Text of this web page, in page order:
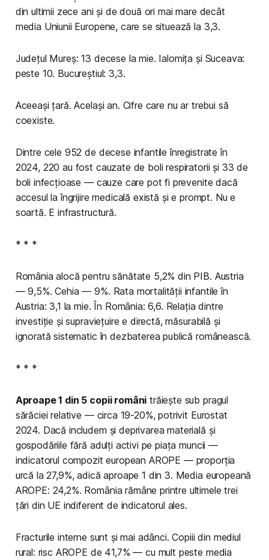
din ultimii zece ani și de două ori mai mare decât
media Uniunii Europene, care se situează la 3,3.
Județul Mureș: 13 decese la mie. Ialomița și Suceava:
peste 10. Bucureștiul: 3,3.
Aceeași țară. Același an. Cifre care nu ar trebui să
coexiste.
Dintre cele 952 de decese infantile înregistrate în
2024, 220 au fost cauzate de boli respiratorii și 33 de
boli infecțioase — cauze care pot fi prevenite dacă
accesul la îngrijire medicală există și e prompt. Nu e
soartă. E infrastructură.
* * *
România alocă pentru sănătate 5,2% din PIB. Austria
— 9,5%. Cehia — 9%. Rata mortalității infantile în
Austria: 3,1 la mie. În România: 6,6. Relația dintre
investiție și supraviețuire e directă, măsurabilă și
ignorată sistematic în dezbaterea publică românească.
* * *
Aproape 1 din 5 copii români trăiește sub pragul
sărăciei relative — circa 19-20%, potrivit Eurostat
2024. Dacă includem și deprivarea materială și
gospodăriile fără adulți activi pe piața muncii —
indicatorul compozit european AROPE — proporția
urcă la 27,9%, adică aproape 1 din 3. Media europeană
AROPE: 24,2%. România rămâne printre ultimele trei
țări din UE indiferent de indicatorul ales.
Fracturile interne sunt și mai adânci. Copiii din mediul
rural: risc AROPE de 41,7% — cu mult peste media